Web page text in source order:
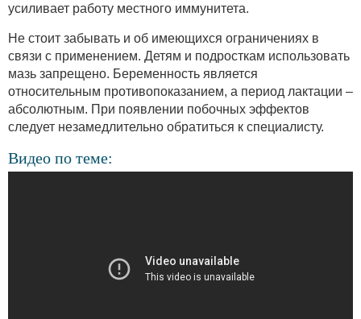
усиливает работу местного иммунитета.
Не стоит забывать и об имеющихся ограничениях в
связи с применением. Детям и подросткам использовать
мазь запрещено. Беременность является
относительным противопоказанием, а период лактации –
абсолютным. При появлении побочных эффектов
следует незамедлительно обратиться к специалисту.
Видео по теме: